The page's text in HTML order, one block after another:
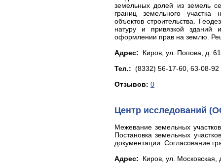
земельных долей из земель
границ земельного участка
объектов строительства.
натуру и привязкой
оформлении прав на землю.
Адрес: Киров, yл. Пoпoвa, д. 61
Тел.: (8332) 56-17-60, 63-08-92
Отзывов: 0
Центр исследований
Межевание земельных
Постановка земельных
документации. Согласование
Адрес: Киров, yл. Мocкoвcкaя,